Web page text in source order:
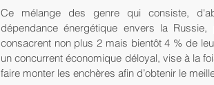
Ce mélange des genre qui consiste,
dépendance énergétique envers la
consacrent non plus 2 mais bientôt 4 % de
un concurrent économique déloyal, vise à la
faire monter les enchères afin d’obtenir le